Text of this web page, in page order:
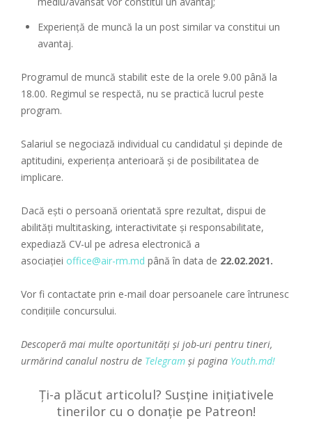
Experienţă de muncă la un post similar va constitui un
avantaj.
Programul de muncă stabilit este de la orele 9.00 până la
18.00. Regimul se respectă, nu se practică lucrul peste
program.
Salariul se negociază individual cu candidatul și depinde de
aptitudini, experiența anterioară și de posibilitatea de
implicare.
Dacă ești o persoană orientată spre rezultat, dispui de
abilități multitasking, interactivitate și responsabilitate,
expediază CV-ul pe adresa electronică a
asociației office@air-rm.md până în data de 22.02.2021.
Vor fi contactate prin e-mail doar persoanele care întrunesc
condiţiile concursului.
Descoperă mai multe oportunități și job-uri pentru tineri,
urmărind canalul nostru de Telegram și pagina Youth.md!
Ți-a plăcut articolul? Susține inițiativele
tinerilor cu o donație pe Patreon!